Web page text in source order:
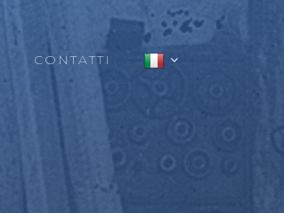
CONTATTI